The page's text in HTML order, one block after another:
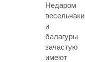
Недаром
весельчаки
и
балагуры
зачастую
имеют